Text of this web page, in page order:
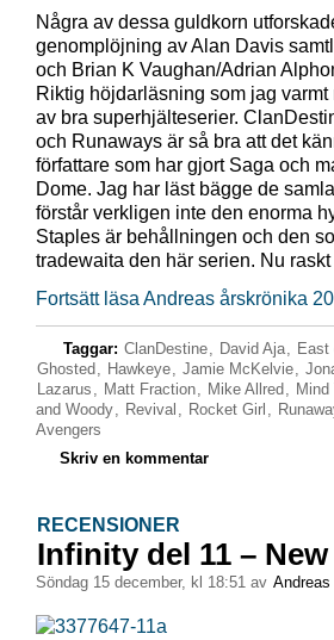
Några av dessa guldkorn
genomplöjning av Alan Davis
och Brian K Vaughan/Adrian
Riktig höjdarläsning som jag
av bra superhjälteserier.
och Runaways är så bra att det
författare som har gjort Saga och
Dome. Jag har läst bägge de
förstår verkligen inte den enorma
Staples är behållningen och den
tradewaita den här serien. Nu
Fortsätt läsa Andreas årskrönika
Taggar: ClanDestine, David Aja, East
Ghosted , Hawkeye, Jamie McKelvie,
Lazarus , Matt Fraction, Mike Allred ,
and Woody, Revival , Rocket Girl ,
Avengers
Skriv en kommentar
RECENSIONER
Infinity del 11 –
söndag 15 december, kl 18:51 av Andreas